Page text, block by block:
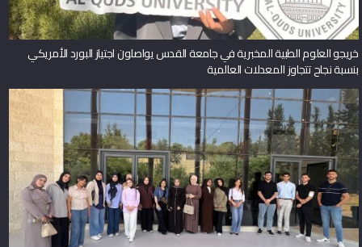
خريجو العلوم الطبية المخبرية في جامعة القدس يواصلون اجتياز البورد الأمريكي
بنسبة نجاح تتجاوز المعدلات العالمية